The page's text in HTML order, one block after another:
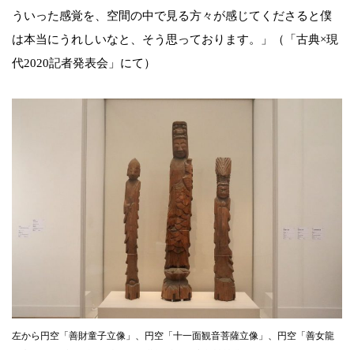
ういった感覚を、空間の中で見る方々が感じてくださると僕
は本当にうれしいなと、そう思っております。」（「古典×現
代2020記者発表会」にて）
左から円空「善財童子立像」、円空「十一面観音菩薩立像」、円空「善女龍